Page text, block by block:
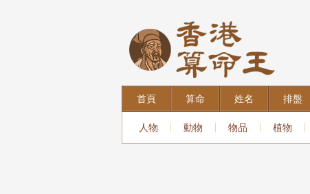
首頁 算命 姓名 排盤
人物 動物 物品 植物